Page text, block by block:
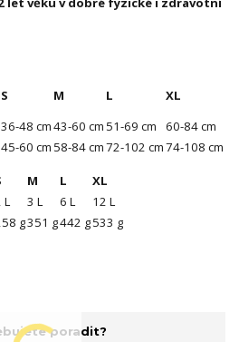
S M L
XL
36-48 cm43-60 cm 51-69 cm
60-84 cm
45-60 cm 58-84 cm72-102 cm74-108 cm
M L
XL
L 3 L 6 L
12 L
g351 g442 g533 g
poradit?